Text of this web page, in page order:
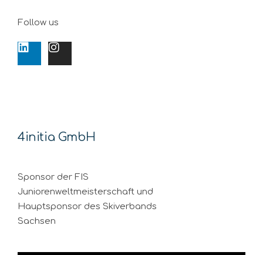
Follow us
4initia GmbH
Sponsor der FIS
Juniorenweltmeisterschaft und
Hauptsponsor des Skiverbands
Sachsen